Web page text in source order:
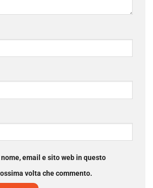
email e sito web in questo
volta che commento.